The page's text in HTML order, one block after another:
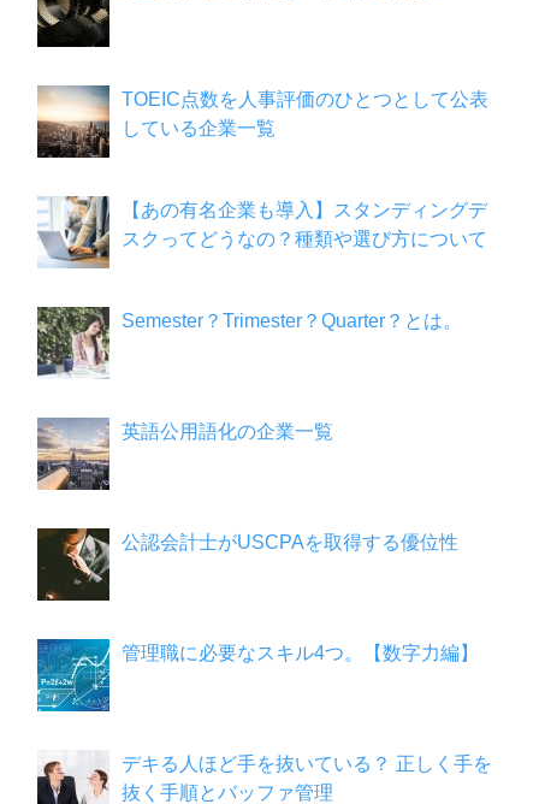
TOEIC点数を人事評価のひとつとして公表
している企業一覧
【あの有名企業も導入】スタンディングデ
スクってどうなの？種類や選び方について
Semester？Trimester？Quarter？とは。
英語公用語化の企業一覧
公認会計士がUSCPAを取得する優位性
管理職に必要なスキル4つ。【数字力編】
デキる人ほど手を抜いている？ 正しく手を
抜く手順とバッファ管理